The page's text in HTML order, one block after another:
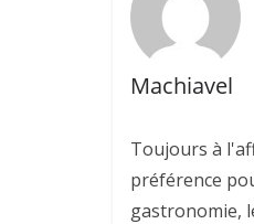
Machiavel
Toujours à
préférence
gastronomie,